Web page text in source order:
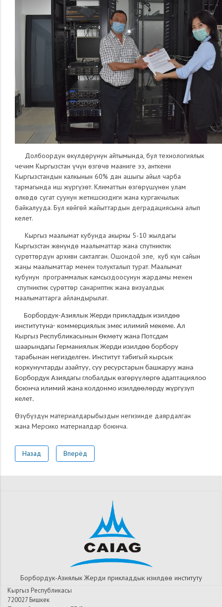
Долбоордун өкүлдөрүнүн айтымында, бул технологиялык
чечим Кыргызстан үчүн өзгөчө мааниге ээ, анткени
Кыргызстандын калкынын 60% дан ашыгы айыл чарба
тармагында иш жүргүзөт. Климаттын өзгөрүшүнөн улам
өлкөдө сугат суунун жетишсиздиги жана кургакчылык
байкалууда. Бул көйгөй жайыттардын деградациясына алып
келет.
Кыргыз маалымат кубунда акыркы 5-10 жылдагы
Кыргызстан жөнүндө маалыматтар жана спутниктик
сүрөттөрдүн архиви сакталган. Ошондой эле, куб күн сайын
жаңы маалыматтар менен толукталып турат. Маалымат
кубунун программалык камсыздоосунун жардамы менен
спутниктик сүрөттөр санариптик жана визуалдык
маалыматтарга айландырылат.
Борбордук-Азиялык Жерди прикладдык изилдѳѳ
институтуна- коммерциялык эмес илимий мекеме. Ал
Кыргыз Республикасынын Өкмөтү жана Потсдам
шаарындагы Германиялык Жерди изилдөө борбору
тарабынан негизделген. Институт табигый кырсык
коркунучтарды азайтуу, суу ресурстарын башкаруу жана
Борбордук Азиядагы глобалдык өзгөрүүлөргө адаптациялоо
боюнча илимий жана колдонмо изилдөөлөрдү жүргүзүп
келет.
Өзүбүздүн материалдарыбыздын негизинде даярдалган
жана Мерсико материалдар боюнча.
Назад Вперёд
Борбордук-Азиялык Жерди прикладдык изилдѳѳ институту
Кыргыз Республикасы
720027 Бишкек